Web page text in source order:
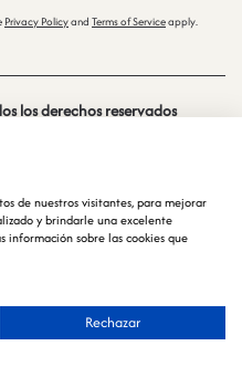
Privacy Policyand Terms of Serviceapply.
los derechos reservados
de nuestros visitantes, para mejorar
y brindarle una excelente
información sobre las cookies que
Rechazar